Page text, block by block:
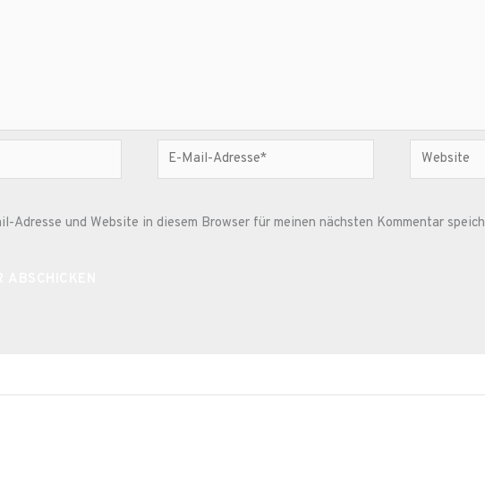
E-
Mail-
Website
Adresse und Website in diesem Browser für meinen nächsten Kommentar